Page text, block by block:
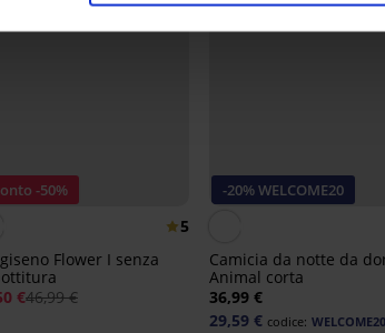
-50%
5
Flower I senza
€46,99 €
-20% WELCOME20
Camicia da notte da
Animal corta
36,99 €
29,59 € codice: WELCOME20